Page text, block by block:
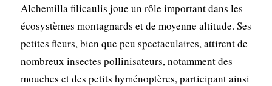
Alchemilla filicaulis joue un rôle important dans les
écosystèmes montagnards et de moyenne altitude. Ses
petites fleurs, bien que peu spectaculaires, attirent de
nombreux insectes pollinisateurs, notamment des
mouches et des petits hyménoptères, participant ainsi